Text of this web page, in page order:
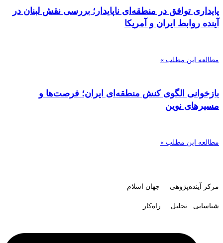
پایداری توافق در منطقه‌ای ناپایدار؛ بررسی نقش لبنان در
آینده روابط ایران و آمریکا
مطالعه این مطلب »
بازخوانی الگوی کنش منطقه‌ای ایران؛ فرصت‌ها و
مسیرهای نوین
مطالعه این مطلب »
مرکز آینده‌پژوهی جهان اسلام
شناسایی تحلیل راه‌کار